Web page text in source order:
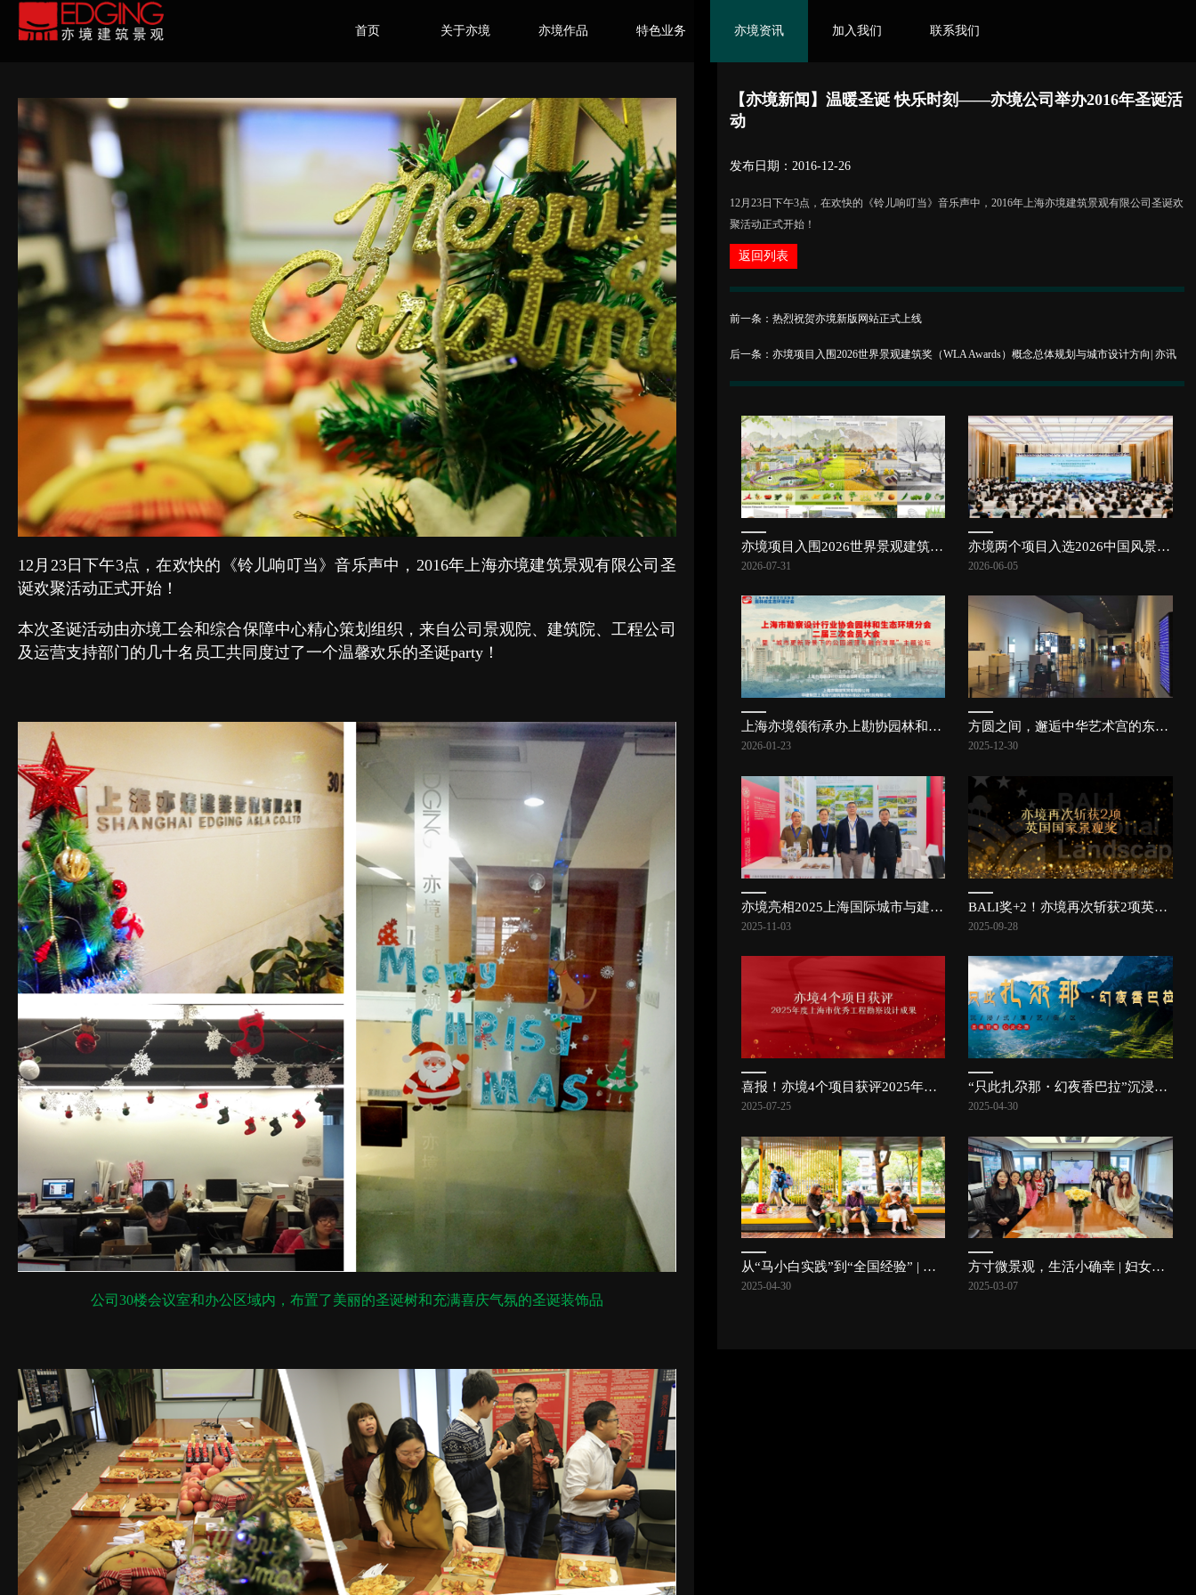
首页 关于亦境 亦境作品 特色业务 亦境资讯
INFORMATION
加入我们
JOIN US
联系我们
CONTACT US
12月23日下午3点，在欢快的《铃儿响叮当》音乐声中，2016年上海亦境建筑景观有限公司圣
诞欢聚活动正式开始！
本次圣诞活动由亦境工会和综合保障中心精心策划组织，来自公司景观院、建筑院、工程公司
及运营支持部门的几十名员工共同度过了一个温馨欢乐的圣诞party！
公司30楼会议室和办公区域内，布置了美丽的圣诞树和充满喜庆气氛的圣诞装饰品
【亦境新闻】温暖圣诞 快乐时刻——亦境公司举办2016年圣诞活
动
发布日期：2016-12-26
12月23日下午3点，在欢快的《铃儿响叮当》音乐声中，2016年上海亦境建筑景观有限公司圣诞欢
聚活动正式开始！
返回列表
前一条：热烈祝贺亦境新版网站正式上线
后一条：亦境项目入围2026世界景观建筑奖（WLA Awards）概念总体规划与城市设计方向| 亦讯
亦境项目入围2026世界景观建筑奖（WLA Awards）概念总体规划与城市设计方向| 亦讯
2026-07-31
亦境两个项目入选2026中国风景园林学会规划设计大会专题研讨交流项目 | 亦讯
2026-06-05
上海亦境领衔承办上勘协园林和生态环境分会二届三次会员大会，共探公园发展新路径 | 亦讯
2026-01-23
方圆之间，邂逅中华艺术宫的东方美学 | 亦讯
2025-12-30
亦境亮相2025上海国际城市与建筑博览会 | 亦讯
2025-11-03
BALI奖+2！亦境再次斩获2项英国国家景观奖
2025-09-28
喜报！亦境4个项目获评2025年度上海市优秀工程勘察设计成果
2025-07-25
“只此扎尕那・幻夜香巴拉”沉浸式演艺街区项目成功签约，扎尕那康养文旅小镇再绽新花！
2025-04-30
从“马小白实践”到“全国经验” | 喜报
2025-04-30
方寸微景观，生活小确幸 | 妇女节特辑
2025-03-07